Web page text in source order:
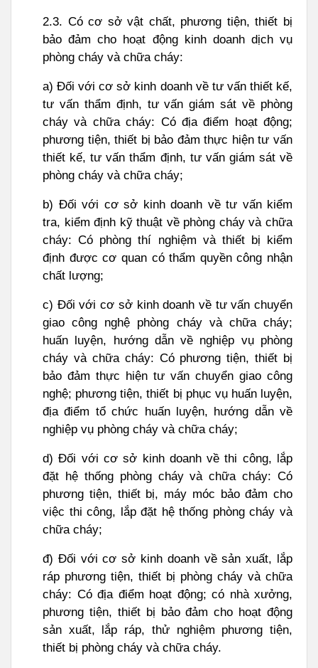
2.3. Có cơ sở vật chất, phương tiện, thiết bị
bảo đảm cho hoạt động kinh doanh dịch vụ
phòng cháy và chữa cháy:
a) Đối với cơ sở kinh doanh về tư vấn thiết kế,
tư vấn thẩm định, tư vấn giám sát về phòng
cháy và chữa cháy: Có địa điểm hoạt động;
phương tiện, thiết bị bảo đảm thực hiện tư vấn
thiết kế, tư vấn thẩm định, tư vấn giám sát về
phòng cháy và chữa cháy;
b) Đối với cơ sở kinh doanh về tư vấn kiểm
tra, kiểm định kỹ thuật về phòng cháy và chữa
cháy: Có phòng thí nghiệm và thiết bị kiểm
định được cơ quan có thẩm quyền công nhận
chất lượng;
c) Đối với cơ sở kinh doanh về tư vấn chuyển
giao công nghệ phòng cháy và chữa cháy;
huấn luyện, hướng dẫn về nghiệp vụ phòng
cháy và chữa cháy: Có phương tiện, thiết bị
bảo đảm thực hiện tư vấn chuyển giao công
nghệ; phương tiện, thiết bị phục vụ huấn luyện,
địa điểm tổ chức huấn luyện, hướng dẫn về
nghiệp vụ phòng cháy và chữa cháy;
d) Đối với cơ sở kinh doanh về thi công, lắp
đặt hệ thống phòng cháy và chữa cháy: Có
phương tiện, thiết bị, máy móc bảo đảm cho
việc thi công, lắp đặt hệ thống phòng cháy và
chữa cháy;
đ) Đối với cơ sở kinh doanh về sản xuất, lắp
ráp phương tiện, thiết bị phòng cháy và chữa
cháy: Có địa điểm hoạt động; có nhà xưởng,
phương tiện, thiết bị bảo đảm cho hoạt động
sản xuất, lắp ráp, thử nghiệm phương tiện,
thiết bị phòng cháy và chữa cháy.